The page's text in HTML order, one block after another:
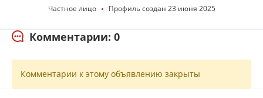
Частное лицо
Профиль создан 23 июня 2025
Комментарии: 0
Комментарии к этому объявлению закрыты